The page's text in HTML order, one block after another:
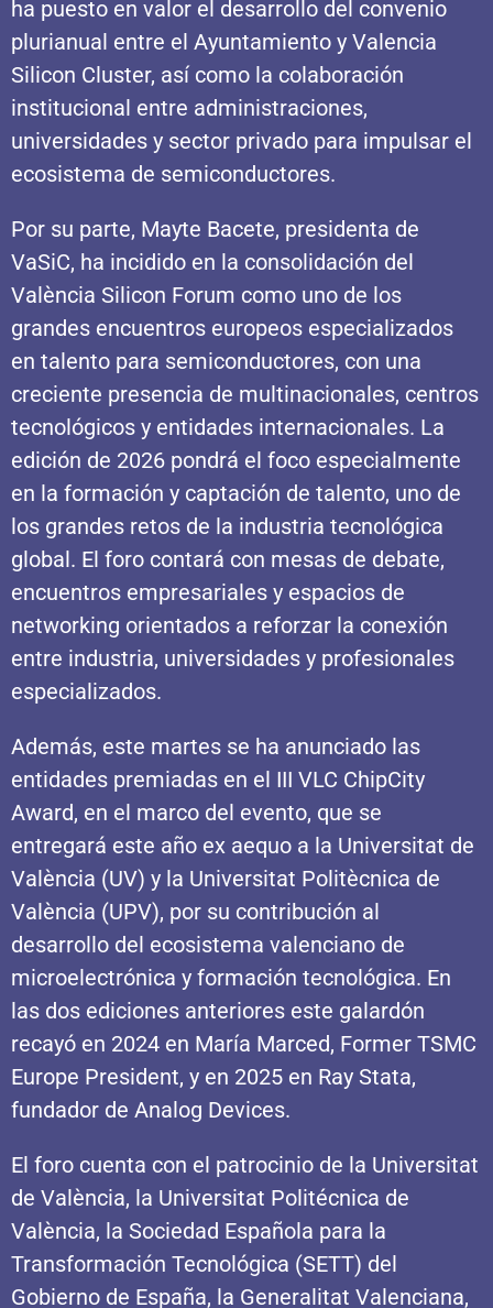
ha puesto en valor el desarrollo del convenio
plurianual entre el Ayuntamiento y Valencia
Silicon Cluster, así como la colaboración
institucional entre administraciones,
universidades y sector privado para impulsar el
ecosistema de semiconductores.
Por su parte, Mayte Bacete, presidenta de
VaSiC, ha incidido en la consolidación del
València Silicon Forum como uno de los
grandes encuentros europeos especializados
en talento para semiconductores, con una
creciente presencia de multinacionales, centros
tecnológicos y entidades internacionales. La
edición de 2026 pondrá el foco especialmente
en la formación y captación de talento, uno de
los grandes retos de la industria tecnológica
global. El foro contará con mesas de debate,
encuentros empresariales y espacios de
networking orientados a reforzar la conexión
entre industria, universidades y profesionales
especializados.
Además, este martes se ha anunciado las
entidades premiadas en el III VLC ChipCity
Award, en el marco del evento, que se
entregará este año ex aequo a la Universitat de
València (UV) y la Universitat Politècnica de
València (UPV), por su contribución al
desarrollo del ecosistema valenciano de
microelectrónica y formación tecnológica. En
las dos ediciones anteriores este galardón
recayó en 2024 en María Marced, Former TSMC
Europe President, y en 2025 en Ray Stata,
fundador de Analog Devices.
El foro cuenta con el patrocinio de la Universitat
de València, la Universitat Politécnica de
València, la Sociedad Española para la
Transformación Tecnológica (SETT) del
Gobierno de España, la Generalitat Valenciana,